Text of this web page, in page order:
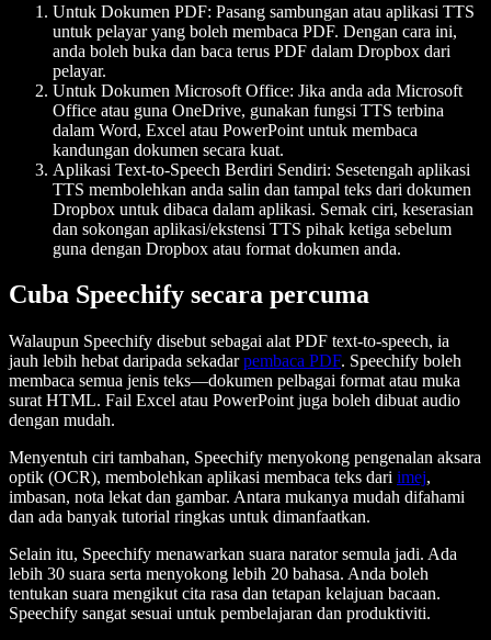
Untuk Dokumen PDF: Pasang sambungan atau aplikasi TTS
untuk pelayar yang boleh membaca PDF. Dengan cara ini,
anda boleh buka dan baca terus PDF dalam Dropbox dari
pelayar.
Untuk Dokumen Microsoft Office: Jika anda ada Microsoft
Office atau guna OneDrive, gunakan fungsi TTS terbina
dalam Word, Excel atau PowerPoint untuk membaca
kandungan dokumen secara kuat.
Aplikasi Text-to-Speech Berdiri Sendiri: Sesetengah aplikasi
TTS membolehkan anda salin dan tampal teks dari dokumen
Dropbox untuk dibaca dalam aplikasi. Semak ciri, keserasian
dan sokongan aplikasi/ekstensi TTS pihak ketiga sebelum
guna dengan Dropbox atau format dokumen anda.
Cuba Speechify secara percuma
Walaupun Speechify disebut sebagai alat PDF text-to-speech, ia
jauh lebih hebat daripada sekadarpembaca PDF. Speechify boleh
membaca semua jenis teks—dokumen pelbagai format atau muka
surat HTML. Fail Excel atau PowerPoint juga boleh dibuat audio
dengan mudah.
Menyentuh ciri tambahan, Speechify menyokong pengenalan aksara
optik (OCR), membolehkan aplikasi membaca teks dari imej,
imbasan, nota lekat dan gambar. Antara mukanya mudah difahami
dan ada banyak tutorial ringkas untuk dimanfaatkan.
Selain itu, Speechify menawarkan suara narator semula jadi. Ada
lebih 30 suara serta menyokong lebih 20 bahasa. Anda boleh
tentukan suara mengikut cita rasa dan tetapan kelajuan bacaan.
Speechify sangat sesuai untuk pembelajaran dan produktiviti.